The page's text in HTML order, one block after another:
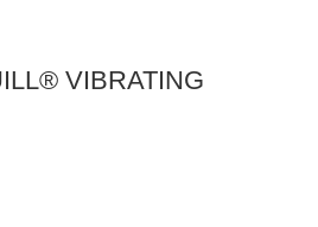
VIBRATING